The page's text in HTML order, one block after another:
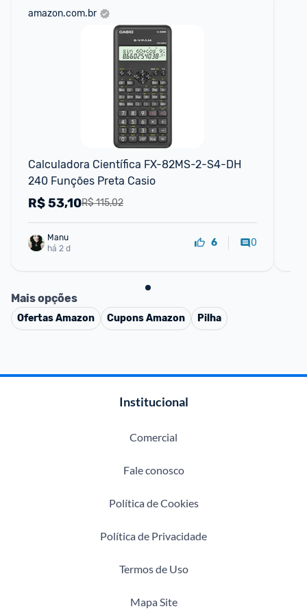
amazon.com.br
Calculadora Científica FX-82MS-2-S4-DH
240 Funções Preta Casio
R$ 115,02
R$53,10
Manu
há 2 d
6 0
Mais opções
OfertasAmazon CuponsAmazon Pilha
Institucional
Comercial
Fale conosco
Política de Cookies
Política de Privacidade
Termos de Uso
Mapa Site